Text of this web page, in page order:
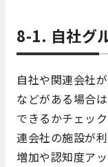
8-1. 自社グ
自社や関連会社
などがある場合
できるかチェッ
連会社の施設が
増加や認知度ア